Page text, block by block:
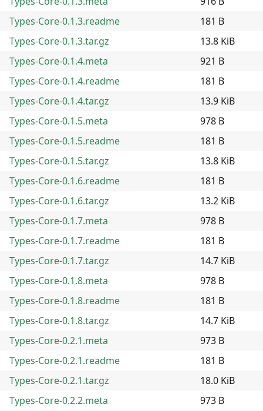
Types-Core-0.1.3.readme
181 B
Types-Core-0.1.3.tar.gz
13.8 KiB
Types-Core-0.1.4.meta
921 B
Types-Core-0.1.4.readme
181 B
Types-Core-0.1.4.tar.gz
13.9 KiB
Types-Core-0.1.5.meta
978 B
Types-Core-0.1.5.readme
181 B
Types-Core-0.1.5.tar.gz
13.8 KiB
Types-Core-0.1.6.readme
181 B
Types-Core-0.1.6.tar.gz
13.2 KiB
Types-Core-0.1.7.meta
978 B
Types-Core-0.1.7.readme
181 B
Types-Core-0.1.7.tar.gz
14.7 KiB
Types-Core-0.1.8.meta
978 B
Types-Core-0.1.8.readme
181 B
Types-Core-0.1.8.tar.gz
14.7 KiB
Types-Core-0.2.1.meta
973 B
Types-Core-0.2.1.readme
181 B
Types-Core-0.2.1.tar.gz
18.0 KiB
Types-Core-0.2.2.meta
973 B